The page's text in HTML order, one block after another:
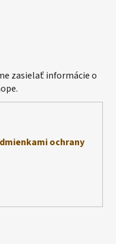
zasielať informácie o
ochrany